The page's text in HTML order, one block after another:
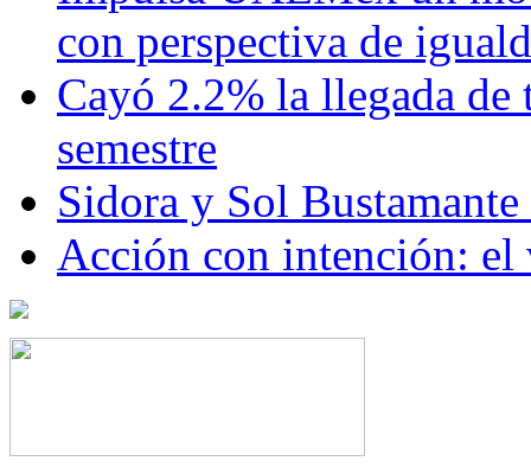
con perspectiva de
Cayó 2.2% la llegada de
semestre
Sidora y Sol
Acción con intención: el